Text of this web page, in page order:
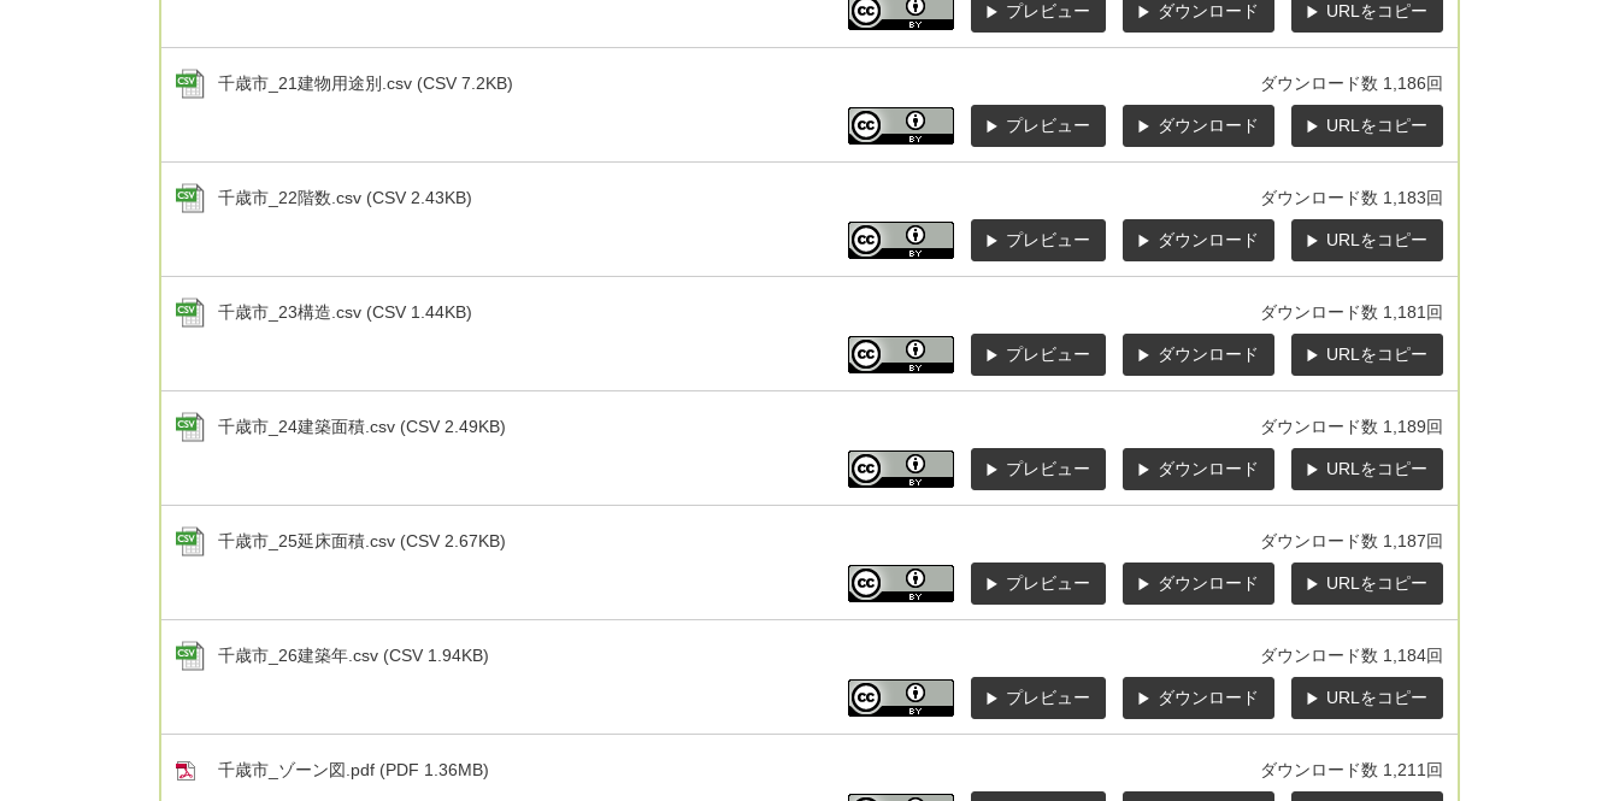
プレビュー ダウンロード URLをコピー
千歳市_21建物用途別.csv (CSV 7.2KB) ダウンロード数 1,186回
プレビュー ダウンロード URLをコピー
千歳市_22階数.csv (CSV 2.43KB) ダウンロード数 1,183回
プレビュー ダウンロード URLをコピー
千歳市_23構造.csv (CSV 1.44KB) ダウンロード数 1,181回
プレビュー ダウンロード URLをコピー
千歳市_24建築面積.csv (CSV 2.49KB) ダウンロード数 1,189回
プレビュー ダウンロード URLをコピー
千歳市_25延床面積.csv (CSV 2.67KB) ダウンロード数 1,187回
プレビュー ダウンロード URLをコピー
千歳市_26建築年.csv (CSV 1.94KB) ダウンロード数 1,184回
プレビュー ダウンロード URLをコピー
千歳市_ゾーン図.pdf (PDF 1.36MB) ダウンロード数 1,211回